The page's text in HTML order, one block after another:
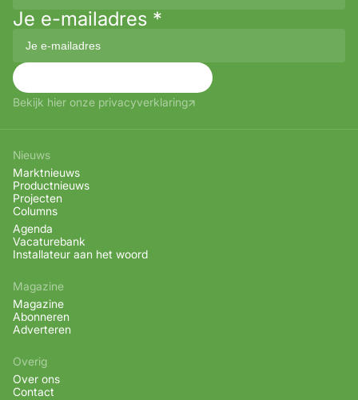
Je e-mailadres *
Bekijk hier onze privacyverklaring
Nieuws
Marktnieuws
Productnieuws
Projecten
Columns
Agenda
Vacaturebank
Installateur aan het woord
Magazine
Magazine
Abonneren
Adverteren
Overig
Over ons
Contact